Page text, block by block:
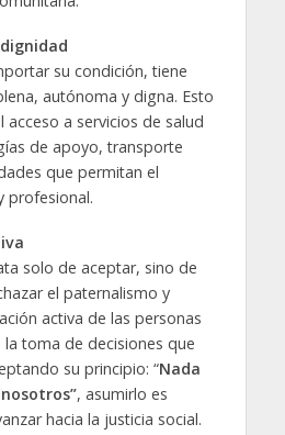
su condición, tiene
autónoma y digna. Esto
acceso a servicios de salud
de apoyo, transporte
que permitan el
profesional.
solo de aceptar, sino de
el paternalismo y
activa de las personas
toma de decisiones que
su principio: “Nada
, asumirlo es
hacia la justicia social.